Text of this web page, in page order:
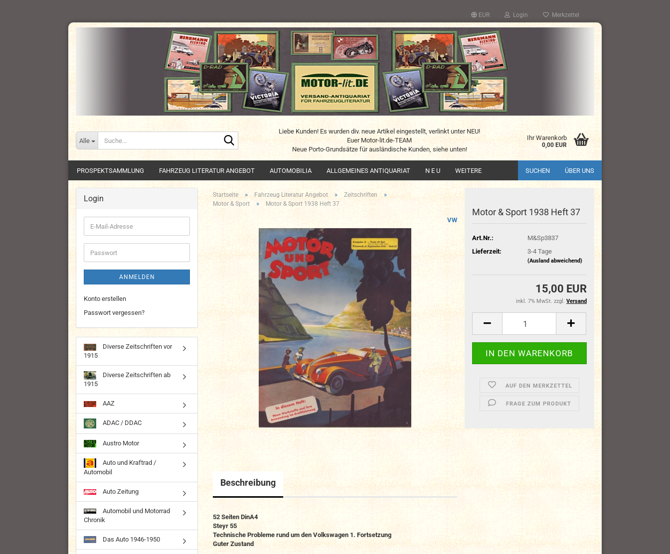
EUR Login Merkzettel
Alle
Suche...
Liebe Kunden! Es wurden div. neue Artikel eingestellt, verlinkt unter NEU!
Euer Motor-lit.de-TEAM
Neue Porto-Grundsätze für ausländische Kunden, siehe unten!
Ihr Warenkorb
0,00 EUR
PROSPEKTSAMMLUNG FAHRZEUG LITERATUR ANGEBOT AUTOMOBILIA ALLGEMEINES ANTIQUARIAT N E U SUCHEN ÜBER UNS
WEITERE
Startseite » Fahrzeug Literatur Angebot » Zeitschriften »
Motor & Sport » Motor & Sport 1938 Heft 37
VW
Motor & Sport 1938 Heft 37
Art.Nr.:
M&Sp3837
Lieferzeit:
3-4 Tage
(Ausland abweichend)
15,00 EUR
inkl. 7% MwSt. zzgl. Versand
AUF DEN MERKZETTEL
FRAGE ZUM PRODUKT
Beschreibung
52 Seiten DinA4
Steyr 55
Technische Probleme rund um den Volkswagen 1. Fortsetzung
Guter Zustand
Login
E-
Mail-
Adresse
Passwort
ANMELDEN
Konto erstellen
Passwort vergessen?
Diverse Zeitschriften vor
1915
Diverse Zeitschriften ab
1915
AAZ
ADAC / DDAC
Austro Motor
Auto und Kraftrad /
Automobil
Auto Zeitung
Automobil und Motorrad
Chronik
Das Auto 1946-1950